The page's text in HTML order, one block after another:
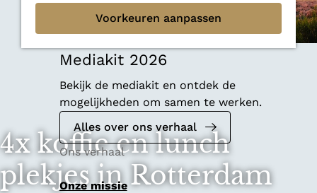
Voorkeuren aanpassen
Mediakit 2026
Bekijk de mediakit en ontdek de
mogelijkheden om samen te werken.
Alles over ons verhaal
Ons verhaal
Onze missie
4x koffie en lunch
plekjes in Rotterdam